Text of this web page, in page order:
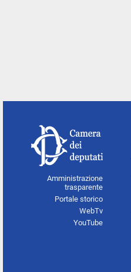
Amministrazione
trasparente
Portale storico
WebTv
YouTube